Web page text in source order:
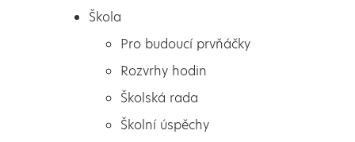
Škola
Pro budoucí prvňáčky
Rozvrhy hodin
Školská rada
Školní úspěchy